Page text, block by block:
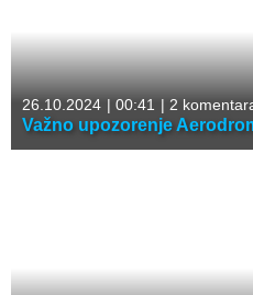
26.10.2024 | 00:41 | 2
Važno upozorenje